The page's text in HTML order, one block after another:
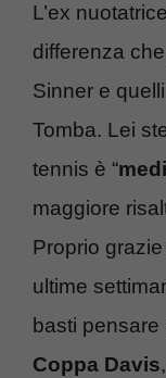
L’ex
differenza
Sinner e
Tomba. Lei
tennis è “
maggiore
Proprio
ultime
basti pensare
Coppa Davis